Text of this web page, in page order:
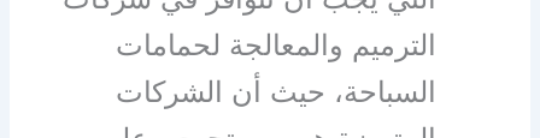
الترميم والمعالجة لحمامات
السباحة، حيث أن الشركات